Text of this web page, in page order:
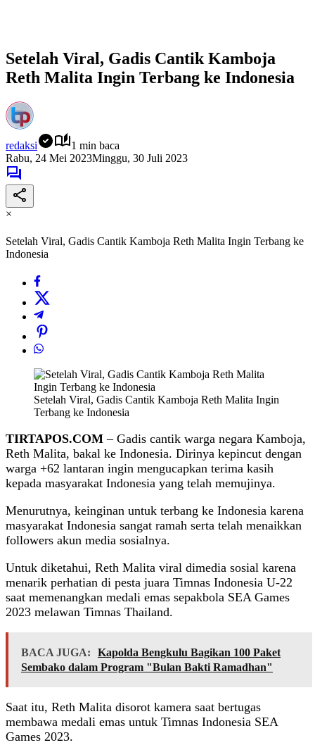
Setelah Viral, Gadis Cantik Kamboja
Reth Malita Ingin Terbang ke Indonesia
redaksi
1 min baca
Rabu, 24 Mei 2023Minggu, 30 Juli 2023
×
Setelah Viral, Gadis Cantik Kamboja Reth Malita Ingin Terbang ke
Indonesia
Setelah Viral, Gadis Cantik Kamboja Reth Malita Ingin
Terbang ke Indonesia
TIRTAPOS.COM – Gadis cantik warga negara Kamboja,
Reth Malita, bakal ke Indonesia. Dirinya kepincut dengan
warga +62 lantaran ingin mengucapkan terima kasih
kepada masyarakat Indonesia yang telah memujinya.
Menurutnya, keinginan untuk terbang ke Indonesia karena
masyarakat Indonesia sangat ramah serta telah menaikkan
followers akun media sosialnya.
Untuk diketahui, Reth Malita viral dimedia sosial karena
menarik perhatian di pesta juara Timnas Indonesia U-22
saat memenangkan medali emas sepakbola SEA Games
2023 melawan Timnas Thailand.
BACA JUGA:
Kapolda Bengkulu Bagikan 100 Paket
Sembako dalam Program "Bulan Bakti Ramadhan"
Saat itu, Reth Malita disorot kamera saat bertugas
membawa medali emas untuk Timnas Indonesia SEA
Games 2023.